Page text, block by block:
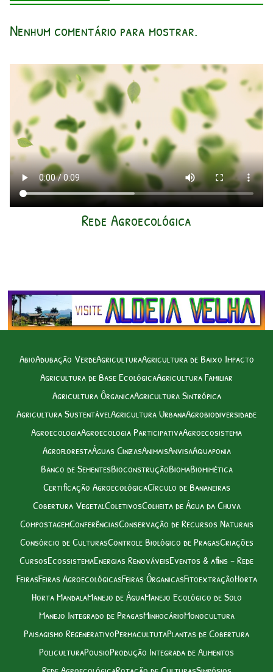
Nenhum comentário para mostrar.
Rede Agroecológica
AbioAdubação VerdeAgriculturaAgricultura de Baixo Impacto
Agricultura de Base EcológicaAgricultura Familiar
Agricultura ÔrganicaAgricultura Sintrópica
Agricultura SustentávelAgricultura UrbanaAgrobiodiversidade
AgroecologiaAgroecologia ParticipativaAgroecosistema
AgroflorestaÁguas CinzasAnimaisAnvisaAquaponia
Banco de SementesBioconstruçãoBiomaBiomimética
Certificação AgroecológicaCírculo de Bananeiras
Cobertura VegetalColetivosColheita de Água da Chuva
CompostagemConferênciasConservação de Recursos Naturais
Consórcio de CulturasControle Biológico de PragasCriações
CursosEcossistemaEnergias RenováveisEventos & afins – Rede
FeirasFeiras AgroecológicasFeiras ÔrganicasFitoextraçãoHorta
Horta MandalaManejo de ÁguaManejo Ecológico de Solo
Manejo Integrado de PragasMinhocárioMonocultura
Paisagismo RegenerativoPermacultutaPlantas de Cobertura
PoliculturaPousioProdução Integrada de Alimentos